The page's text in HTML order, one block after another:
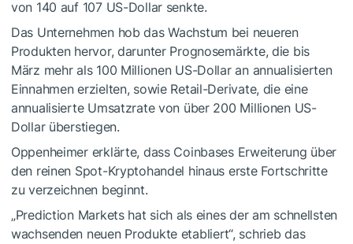
von 140 auf 107 US-Dollar senkte.
Das Unternehmen hob das Wachstum bei neueren
Produkten hervor, darunter Prognosemärkte, die bis
März mehr als 100 Millionen US-Dollar an annualisierten
Einnahmen erzielten, sowie Retail-Derivate, die eine
annualisierte Umsatzrate von über 200 Millionen US-
Dollar überstiegen.
Oppenheimer erklärte, dass Coinbases Erweiterung über
den reinen Spot-Kryptohandel hinaus erste Fortschritte
zu verzeichnen beginnt.
„Prediction Markets hat sich als eines der am schnellsten
wachsenden neuen Produkte etabliert“, schrieb das